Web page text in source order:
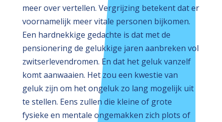
meer over vertellen. Vergrijzing betekent dat er
voornamelijk meer vitale personen bijkomen.
Een hardnekkige gedachte is dat met de
pensionering de gelukkige jaren aanbreken vol
zwitserlevendromen. En dat het geluk vanzelf
komt aanwaaien. Het zou een kwestie van
geluk zijn om het ongeluk zo lang mogelijk uit
te stellen. Eens zullen die kleine of grote
fysieke en mentale ongemakken zich plots of